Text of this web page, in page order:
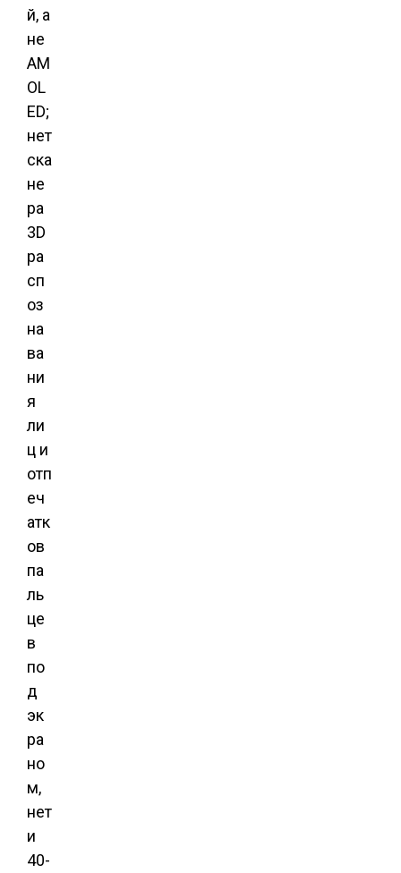
й, а
не
AM
OL
ED;
нет
ска
не
ра
3D
ра
сп
оз
на
ва
ни
я
ли
ц и
отп
еч
атк
ов
па
ль
це
в
по
д
эк
ра
но
м,
нет
и
40-